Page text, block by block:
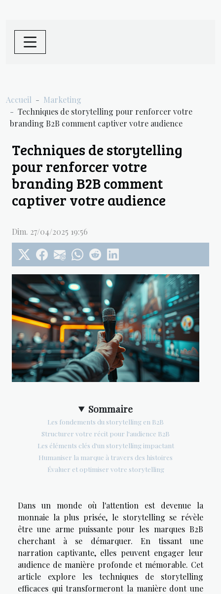
Accueil
Marketing
Techniques de storytelling pour renforcer votre
branding B2B comment captiver votre audience
Techniques de storytelling
pour renforcer votre
branding B2B comment
captiver votre audience
Dim. 27/04/2025 19:56
Sommaire
Les fondements du storytelling en B2B
Structurer votre récit pour l'audience B2B
Les éléments clés d'un storytelling impactant
Humaniser la marque à travers des histoires
Évaluer et optimiser votre storytelling
Dans un monde où l'attention est devenue la
monnaie la plus prisée, le storytelling se révèle
être une arme puissante pour les marques B2B
cherchant à se démarquer. En tissant une
narration captivante, elles peuvent engager leur
audience de manière profonde et mémorable. Cet
article explore les techniques de storytelling
efficaces qui transformeront la manière dont une